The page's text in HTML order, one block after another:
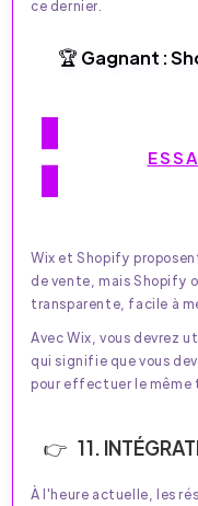
ce dernier.
🏆 Gagnant :
Wix et Shopify
de vente, mais Shopify
transparente, facile à
Avec Wix, vous devrez
qui signifie que vous
pour effectuer le même
11.
À l'heure actuelle, les